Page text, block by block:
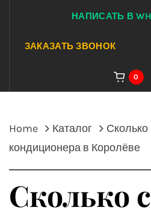
НАПИСАТЬ В
ЗАКАЗАТЬ ЗВОНОК
0
Home Каталог
Сколько
кондиционера в Королёве
Сколько